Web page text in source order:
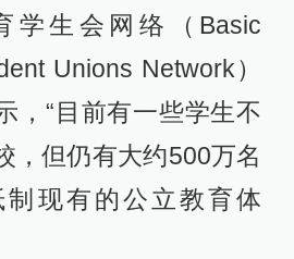
学生会网络（Basic
Unions Network）
，“目前有一些学生不
，但仍有大约500万名
现有的公立教育体